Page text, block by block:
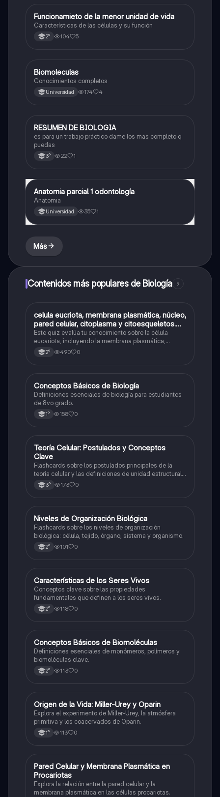
Biología
Funcionamieto de la menor unidad de vida
Características de las células y su función
2° 104 5
Biología
Biomoleculas
Conocimientos completos
Universidad 174 4
Biología
RESUMEN DE BIOLOGIA
es para un trabajo práctico dame los mas completo q
puedas
3° 22 1
Biología
Anatomia parcial 1 odontología
Anatomia
Universidad 35 1
Más
Contenidos más populares de Biología 9
CBiología
celula eucriota, membrana plasmática, núcleo,
pared celular, citoplasma y citoesqueletos.
nombre se las partes de la celula eucariota
Este quiz evalúa tu conocimiento sobre la célula
eucariota, incluyendo la membrana plasmática,
núcleo, pared celular, citoplasma y citoesqueleto.
2° 490 0
CBiología
Conceptos Básicos de Biología
Definiciones esenciales de biología para estudiantes
de 8vo grado.
1° 158 0
TBiología
Teoría Celular: Postulados y Conceptos
Clave
Flashcards sobre los postulados principales de la
teoría celular y las definiciones de unidad estructural
y funcional.
3° 173 0
NBiología
Niveles de Organización Biológica
Flashcards sobre los niveles de organización
biológica: célula, tejido, órgano, sistema y organismo.
2° 101 0
CBiología
Características de los Seres Vivos
Conceptos clave sobre las propiedades
fundamentales que definen a los seres vivos.
2° 118 0
CBiología
Conceptos Básicos de Biomoléculas
Definiciones esenciales de monómeros, polímeros y
biomoléculas clave.
2° 113 0
OBiología
Origen de la Vida: Miller-Urey y Oparin
Explora el experimento de Miller-Urey, la atmósfera
primitiva y los coacervados de Oparin.
1° 113 0
PBiología
Pared Celular y Membrana Plasmática en
Procariotas
Explora la relación entre la pared celular y la
membrana plasmática en las células procariotas.